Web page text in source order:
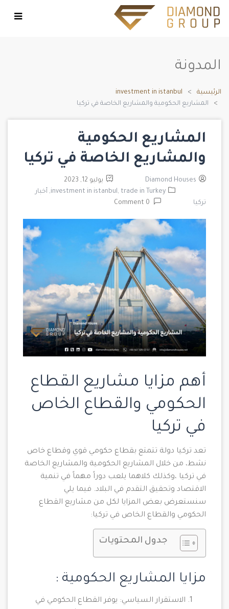
المدونة
الرئيسية
investment in istanbul
المشاريع الحكومية والمشاريع الخاصة في تركيا
المشاريع الحكومية
والمشاريع الخاصة في تركيا
Diamond Houses
يوليو 12, 2023
investment in istanbul, trade in Turkey,
أخبار
تركيا
أهم مزايا مشاريع القطاع
الحكومي والقطاع الخاص
في تركيا
تعد تركيا دولة تتمتع بقطاع حكومي قوي وقطاع خاص
نشط، من خلال المشاريع الحكومية والمشاريع الخاصة
في تركيا ،وكذلك كلاهما يلعب دوراً مهماً في تنمية
الاقتصاد وتحقيق التقدم في البلاد. فيما يلي
سنستعرض بعض المزايا لكل من مشاريع القطاع
الحكومي والقطاع الخاص في تركيا:
جدول المحتويات
مزايا المشاريع الحكومية :
الاستقرار السياسي: يوفر القطاع الحكومي في